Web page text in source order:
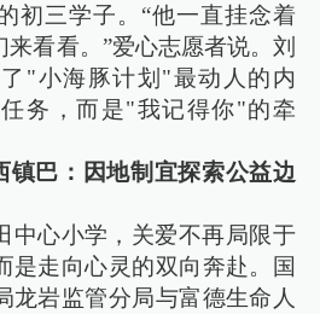
初三学子。“他一直挂念着
看看。”爱心志愿者说。刘
"小海豚计划"最动人的内
务，而是"我记得你"的牵
镇巴：因地制宜探索公益边
中心小学，关爱不再局限于
是走向心灵的双向奔赴。国
龙岩监管分局与富德生命人